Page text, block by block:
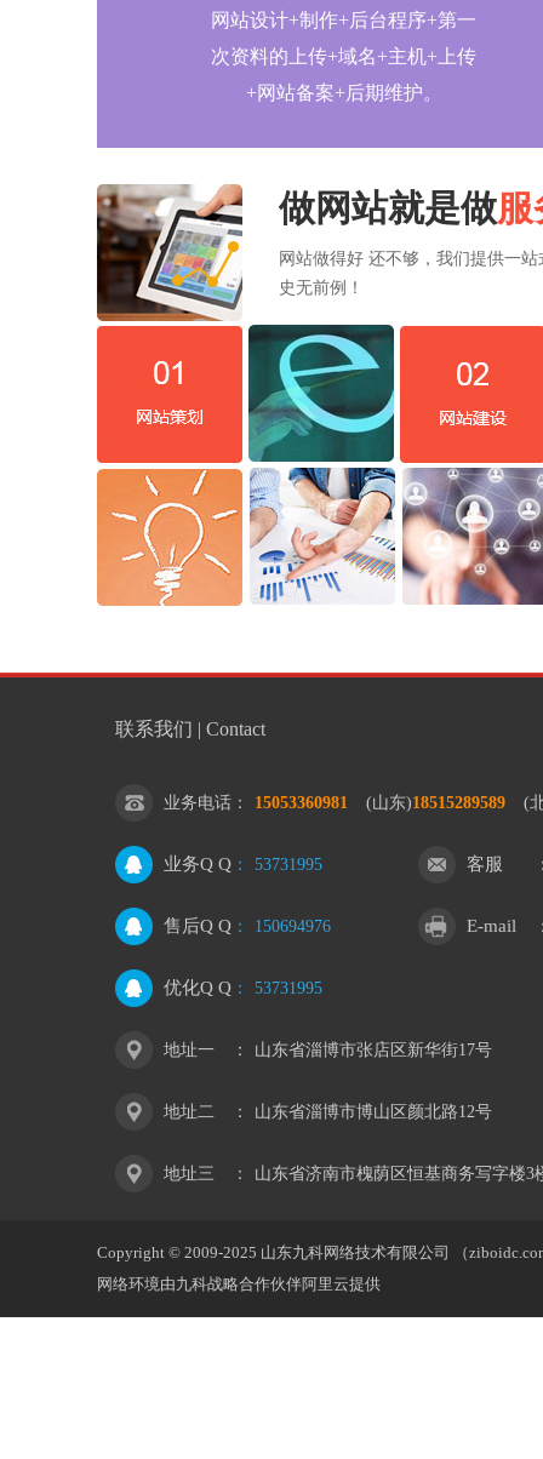
网站设计+制作+后台程序+第一
次资料的上传+域名+主机+上传
+网站备案+后期维护。
做网站就是做服
网站做得好 还不够，我们提供一
史无前例！
联系我们 | Contact
业务电话 ： 15053360981 (山东)18515289589 (
业务Q Q ： 53731995 客服
售后Q Q ： 150694976 E-mail
优化Q Q ： 53731995
地址一 ： 山东省淄博市张店区新华街17号
地址二 ： 山东省淄博市博山区颜北路12号
地址三 ： 山东省济南市槐荫区恒基商务写字楼3
Copyright © 2009-2025 山东九科网络技术有限公司 （
网络环境由九科战略合作伙伴阿里云提供